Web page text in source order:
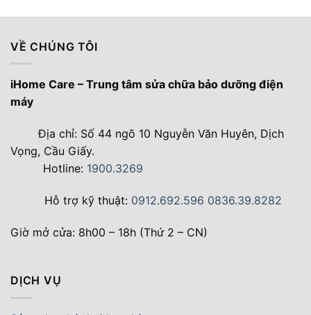
VỀ CHÚNG TÔI
iHome Care – Trung tâm sửa chữa bảo dưỡng điện
máy
Địa chỉ: Số 44 ngõ 10 Nguyễn Văn Huyên, Dịch
Vọng, Cầu Giấy.
Hotline: 1900.3269
Hỗ trợ kỹ thuật: 0912.692.596 0836.39.8282
Giờ mở cửa: 8h00 – 18h (Thứ 2 – CN)
DỊCH VỤ